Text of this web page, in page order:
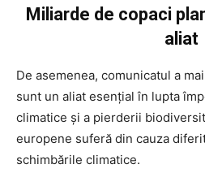
Miliarde de copaci
aliat
De asemenea, comunicatul a
sunt un aliat esențial în lupta
climatice și a pierderii
europene suferă din cauza
schimbările climatice.